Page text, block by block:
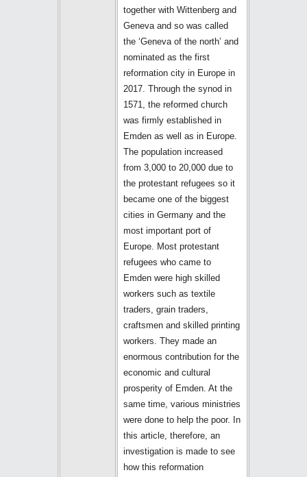
together with Wittenberg and
Geneva and so was called
the ‘Geneva of the north’ and
nominated as the first
reformation city in Europe in
2017. Through the synod in
1571, the reformed church
was firmly established in
Emden as well as in Europe.
The population increased
from 3,000 to 20,000 due to
the protestant refugees so it
became one of the biggest
cities in Germany and the
most important port of
Europe. Most protestant
refugees who came to
Emden were high skilled
workers such as textile
traders, grain traders,
craftsmen and skilled printing
workers. They made an
enormous contribution for the
economic and cultural
prosperity of Emden. At the
same time, various ministries
were done to help the poor. In
this article, therefore, an
investigation is made to see
how this reformation